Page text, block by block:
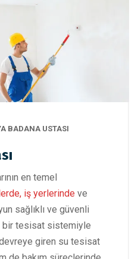
BADANA USTASI
en temel
iş yerlerinde ve
sağlıklı ve güvenli
bir tesisat sistemiyle
giren su tesisat